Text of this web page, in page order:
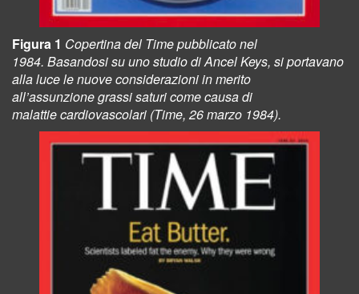
Figura 1 Copertina del Time pubblicato nel
1984. Basandosi su uno studio di Ancel Keys, si portavano
alla luce le nuove considerazioni in merito
all’assunzione grassi saturi come causa di
malattiecardiovascolari (Time, 26 marzo 1984).